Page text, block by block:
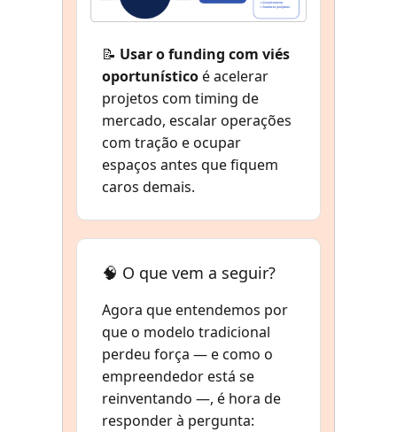
📝 Usar o funding com viés
oportunísticoé acelerar
projetos com timing de
mercado, escalar operações
com tração e ocupar
espaços antes que fiquem
caros demais.
🧠 O que vem a seguir?
Agora que entendemos por
que o modelo tradicional
perdeu força — e como o
empreendedor está se
reinventando —, é hora de
responder à pergunta: